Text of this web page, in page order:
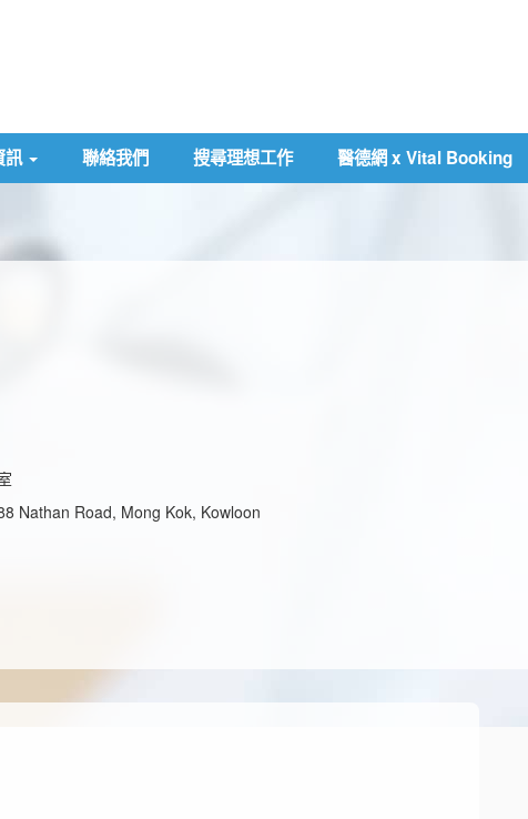
訊 聯絡我們 搜尋理想工作 醫德網 x Vital Booking
Nathan Road, Mong Kok, Kowloon